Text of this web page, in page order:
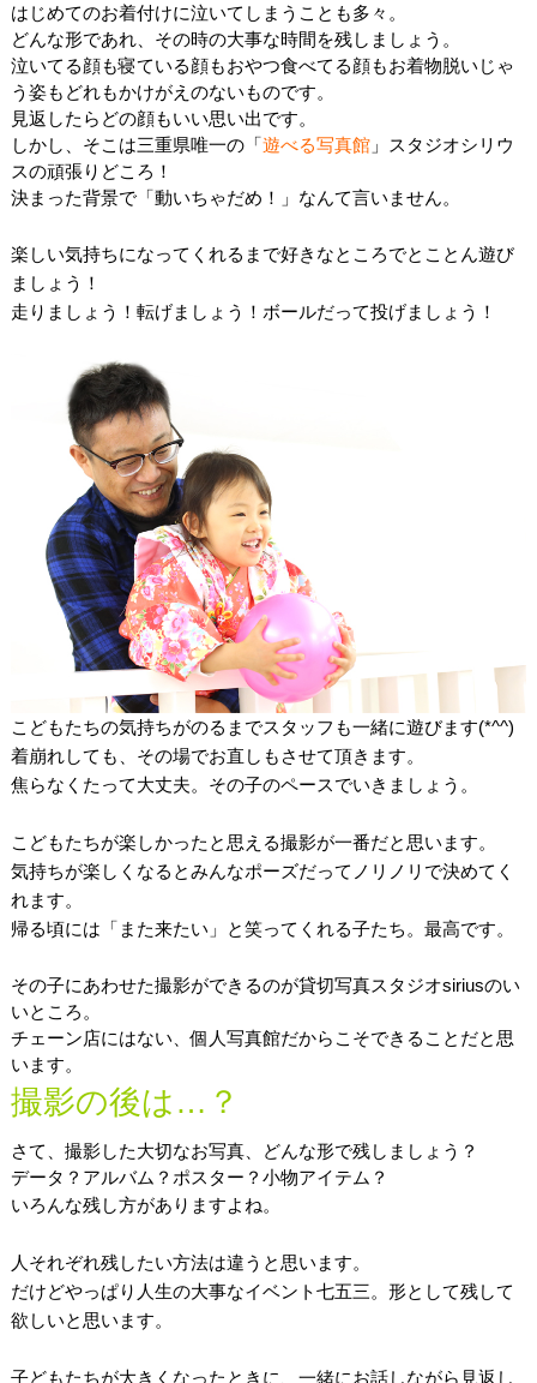
はじめてのお着付けに泣いてしまうことも多々。
どんな形であれ、その時の大事な時間を残しましょう。
泣いてる顔も寝ている顔もおやつ食べてる顔もお着物脱いじゃ
う姿もどれもかけがえのないものです。
見返したらどの顔もいい思い出です。
しかし、そこは三重県唯一の「遊べる写真館」スタジオシリウ
スの頑張りどころ！
決まった背景で「動いちゃだめ！」なんて言いません。
楽しい気持ちになってくれるまで好きなところでとことん遊び
ましょう！
走りましょう！転げましょう！ボールだって投げましょう！
こどもたちの気持ちがのるまでスタッフも一緒に遊びます(*^^)
着崩れしても、その場でお直しもさせて頂きます。
焦らなくたって大丈夫。その子のペースでいきましょう。
こどもたちが楽しかったと思える撮影が一番だと思います。
気持ちが楽しくなるとみんなポーズだってノリノリで決めてく
れます。
帰る頃には「また来たい」と笑ってくれる子たち。最高です。
その子にあわせた撮影ができるのが貸切写真スタジオsiriusのい
いところ。
チェーン店にはない、個人写真館だからこそできることだと思
います。
撮影の後は…？
さて、撮影した大切なお写真、どんな形で残しましょう？
データ？アルバム？ポスター？小物アイテム？
いろんな残し方がありますよね。
人それぞれ残したい方法は違うと思います。
だけどやっぱり人生の大事なイベント七五三。形として残して
欲しいと思います。
子どもたちが大きくなったときに、一緒にお話しながら見返し